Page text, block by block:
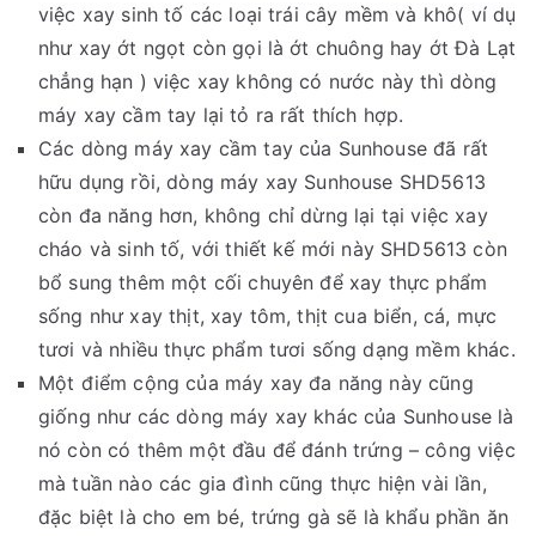
việc xay sinh tố các loại trái cây mềm và khô( ví dụ
như xay ớt ngọt còn gọi là ớt chuông hay ớt Đà Lạt
chẳng hạn ) việc xay không có nước này thì dòng
máy xay cầm tay lại tỏ ra rất thích hợp.
Các dòng máy xay cầm tay của Sunhouse đã rất
hữu dụng rồi, dòng máy xay Sunhouse SHD5613
còn đa năng hơn, không chỉ dừng lại tại việc xay
cháo và sinh tố, với thiết kế mới này SHD5613 còn
bổ sung thêm một cối chuyên để xay thực phẩm
sống như xay thịt, xay tôm, thịt cua biển, cá, mực
tươi và nhiều thực phẩm tươi sống dạng mềm khác.
Một điểm cộng của máy xay đa năng này cũng
giống như các dòng máy xay khác của Sunhouse là
nó còn có thêm một đầu để đánh trứng – công việc
mà tuần nào các gia đình cũng thực hiện vài lần,
đặc biệt là cho em bé, trứng gà sẽ là khẩu phần ăn